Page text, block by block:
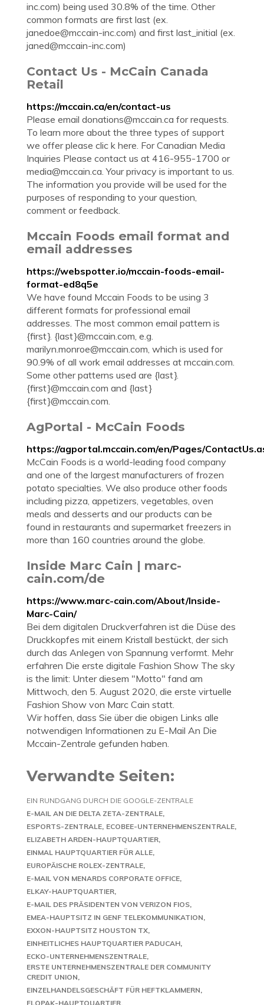
inc.com) being used 30.8% of the time. Other
common formats are first last (ex.
janedoe@mccain-inc.com) and first last_initial (ex.
janed@mccain-inc.com)
Contact Us - McCain Canada
Retail
https://mccain.ca/en/contact-us
Please email donations@mccain.ca for requests.
To learn more about the three types of support
we offer please clic k here. For Canadian Media
Inquiries Please contact us at 416-955-1700 or
media@mccain.ca. Your privacy is important to us.
The information you provide will be used for the
purposes of responding to your question,
comment or feedback.
Mccain Foods email format and
email addresses
https://webspotter.io/mccain-foods-email-
format-ed8q5e
We have found Mccain Foods to be using 3
different formats for professional email
addresses. The most common email pattern is
{first}. {last}@mccain.com, e.g.
marilyn.monroe@mccain.com, which is used for
90.9% of all work email addresses at mccain.com.
Some other patterns used are {last}.
{first}@mccain.com and {last}
{first}@mccain.com.
AgPortal - McCain Foods
https://agportal.mccain.com/en/Pages/
McCain Foods is a world-leading food company
and one of the largest manufacturers of frozen
potato specialties. We also produce other foods
including pizza, appetizers, vegetables, oven
meals and desserts and our products can be
found in restaurants and supermarket freezers in
more than 160 countries around the globe.
Inside Marc Cain | marc-
cain.com/de
https://www.marc-cain.com/About/Inside-
Marc-Cain/
Bei dem digitalen Druckverfahren ist die Düse des
Druckkopfes mit einem Kristall bestückt, der sich
durch das Anlegen von Spannung verformt. Mehr
erfahren Die erste digitale Fashion Show The sky
is the limit: Unter diesem "Motto" fand am
Mittwoch, den 5. August 2020, die erste virtuelle
Fashion Show von Marc Cain statt.
Wir hoffen, dass Sie über die obigen Links alle
notwendigen Informationen zu E-Mail An Die
Mccain-Zentrale gefunden haben.
Verwandte Seiten:
EIN RUNDGANG DURCH DIE GOOGLE-ZENTRALE
E-MAIL AN DIE DELTA ZETA-ZENTRALE
ESPORTS-ZENTRALE ECOBEE-UNTERNEHMENSZENTRALE
ELIZABETH ARDEN-HAUPTQUARTIER
EINMAL HAUPTQUARTIER FÜR ALLE
EUROPÄISCHE ROLEX-ZENTRALE
E-MAIL VON MENARDS CORPORATE OFFICE
ELKAY-HAUPTQUARTIER
E-MAIL DES PRÄSIDENTEN VON VERIZON FIOS
EMEA-HAUPTSITZ IN GENF TELEKOMMUNIKATION
EXXON-HAUPTSITZ HOUSTON TX
EINHEITLICHES HAUPTQUARTIER PADUCAH
ECKO-UNTERNEHMENSZENTRALE
ERSTE UNTERNEHMENSZENTRALE DER COMMUNITY
CREDIT UNION
EINZELHANDELSGESCHÄFT FÜR HEFTKLAMMERN
ELOPAK-HAUPTQUARTIER